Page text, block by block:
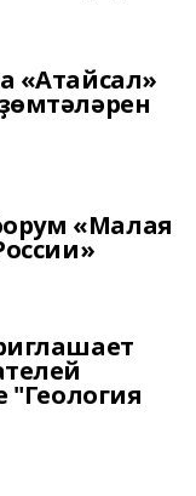
«Атайсал»
«Малая
"Геология